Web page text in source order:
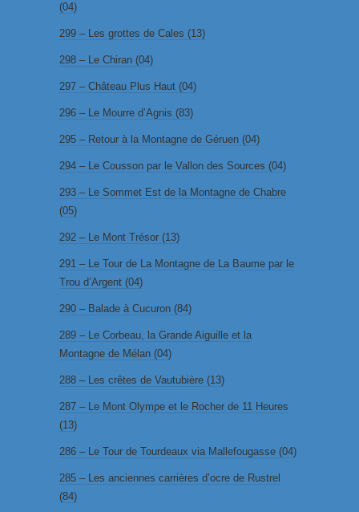
(04)
299 – Les grottes de Cales (13)
298 – Le Chiran (04)
297 – Château Plus Haut (04)
296 – Le Mourre d’Agnis (83)
295 – Retour à la Montagne de Géruen (04)
294 – Le Cousson par le Vallon des Sources (04)
293 – Le Sommet Est de la Montagne de Chabre
(05)
292 – Le Mont Trésor (13)
291 – Le Tour de La Montagne de La Baume par le
Trou d’Argent (04)
290 – Balade à Cucuron (84)
289 – Le Corbeau, la Grande Aiguille et la
Montagne de Mélan (04)
288 – Les crêtes de Vautubière (13)
287 – Le Mont Olympe et le Rocher de 11 Heures
(13)
286 – Le Tour de Tourdeaux via Mallefougasse (04)
285 – Les anciennes carrières d’ocre de Rustrel
(84)